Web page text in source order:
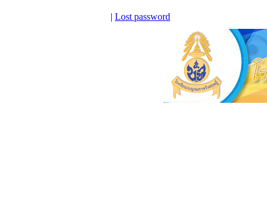
| Lost password